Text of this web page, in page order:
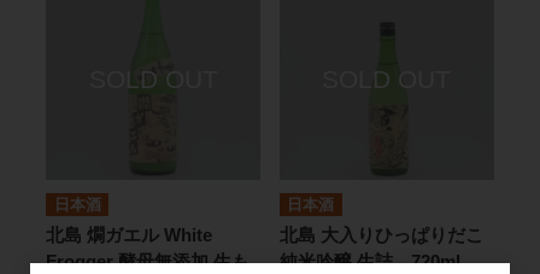
日本酒
北島 燗ガエル White
Frogger 酵母無添加 生も
日本酒
北島 大入りひっぱりだこ
純米吟醸 生詰 720ml